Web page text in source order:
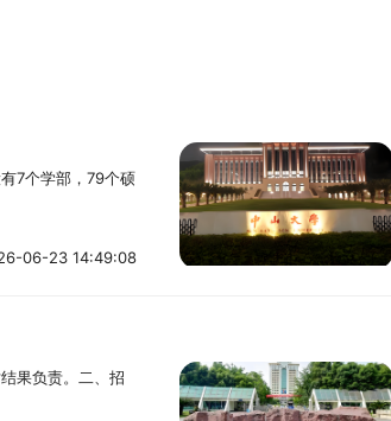
7个学部，79个硕
06-23 14:49:08
果负责。二、招